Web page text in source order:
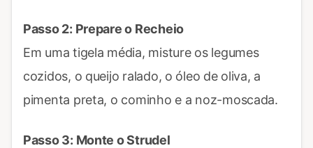
Passo 2: Prepare o Recheio
Em uma tigela média, misture os legumes
cozidos, o queijo ralado, o óleo de oliva, a
pimenta preta, o cominho e a noz-moscada.
Passo 3: Monte o Strudel